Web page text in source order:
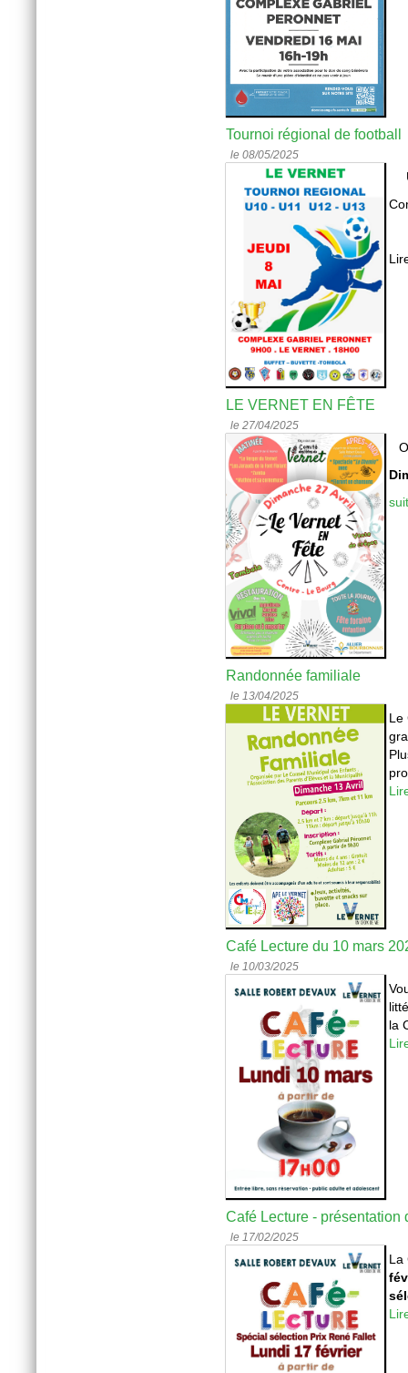
Tournoi régional de football
le 08/05/2025
LE VERNET EN FÊTE
le 27/04/2025
Randonnée familiale
le 13/04/2025
Le
Café Lecture du 10 mars
le 10/03/2025
la
Café Lecture -
le 17/02/2025
La